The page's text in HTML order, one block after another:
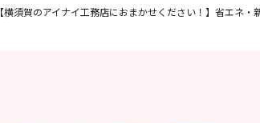
【横須賀のアイナイ工務店におまかせください！】省エネ・